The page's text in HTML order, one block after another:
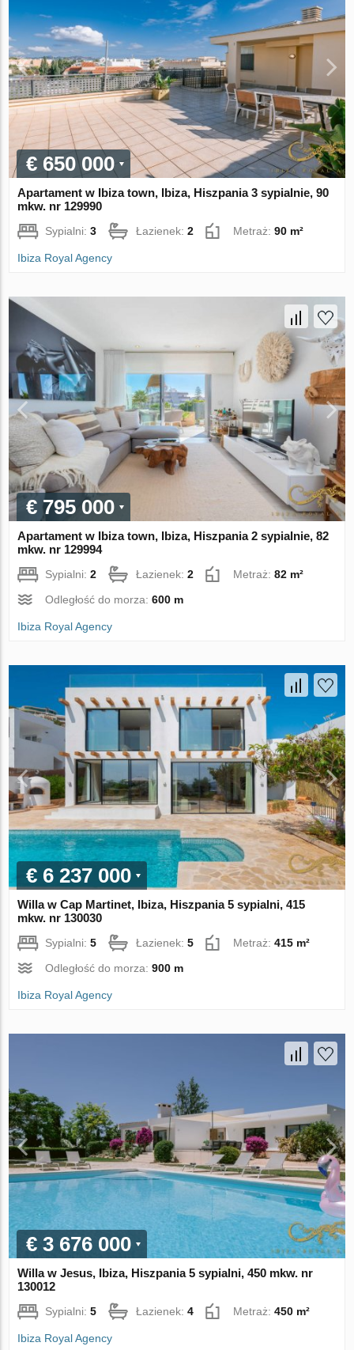
€ 650 000
Apartament w Ibiza town, Ibiza, Hiszpania 3 sypialnie, 90
mkw. nr 129990
Sypialni:3 Łazienek:2 Metraż:90 m²
Ibiza Royal Agency
€ 795 000
Apartament w Ibiza town, Ibiza, Hiszpania 2 sypialnie, 82
mkw. nr 129994
Sypialni:2 Łazienek:2 Metraż:82 m²
Odległość do morza:600 m
Ibiza Royal Agency
€ 6 237 000
Willa w Cap Martinet, Ibiza, Hiszpania 5 sypialni, 415
mkw. nr 130030
Sypialni:5 Łazienek:5 Metraż:415 m²
Odległość do morza:900 m
Ibiza Royal Agency
€ 3 676 000
Willa w Jesus, Ibiza, Hiszpania 5 sypialni, 450 mkw. nr
130012
Sypialni:5 Łazienek:4 Metraż:450 m²
Ibiza Royal Agency